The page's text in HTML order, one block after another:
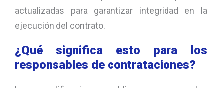
actualizadas para garantizar integridad en la
ejecución del contrato.
¿Qué significa esto para los
responsables de contrataciones?